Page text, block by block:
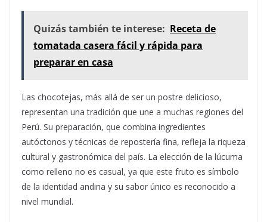
Quizás también te interese: Receta de
tomatada casera fácil y rápida para
preparar en casa
Las chocotejas, más allá de ser un postre delicioso,
representan una tradición que une a muchas regiones del
Perú. Su preparación, que combina ingredientes
autóctonos y técnicas de repostería fina, refleja la riqueza
cultural y gastronómica del país. La elección de la lúcuma
como relleno no es casual, ya que este fruto es símbolo
de la identidad andina y su sabor único es reconocido a
nivel mundial.